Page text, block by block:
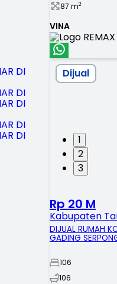
87 m2
VINA
1
2
3
Dijual
Rp 20 M
Kabupaten
DIJUAL RUMAH
GADING
106
106